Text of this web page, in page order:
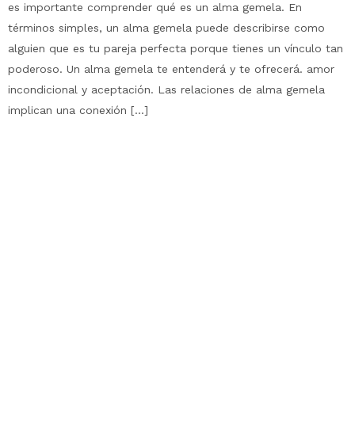
es importante comprender qué es un alma gemela. En
términos simples, un alma gemela puede describirse como
alguien que es tu pareja perfecta porque tienes un vínculo tan
poderoso. Un alma gemela te entenderá y te ofrecerá. amor
incondicional y aceptación. Las relaciones de alma gemela
implican una conexión […]